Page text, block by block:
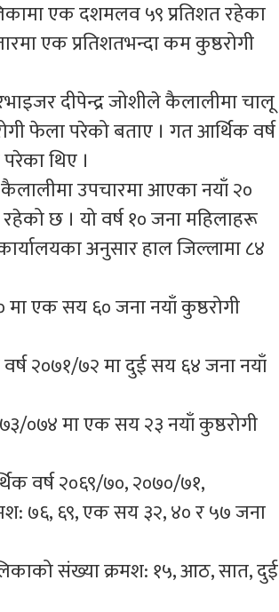
एक दशमलव ५९ प्रतिशत रहेका
एक प्रतिशतभन्दा कम कुष्ठरोगी
दीपेन्द्र जोशीले कैलालीमा चालू
फेला परेको बताए । गत आर्थिक वर्ष
थिए ।
उपचारमा आएका नयाँ २०
छ । यो वर्ष १० जना महिलाहरू
अनुसार हाल जिल्लामा ८४
एक सय ६० जना नयाँ कुष्ठरोगी
२०७१/७२ मा दुई सय ६४ जना नयाँ
०७४ मा एक सय २३ नयाँ कुष्ठरोगी
वर्ष २०६९/७०, २०७०/७१,
७६, ६९, एक सय ३२, ४० र ५७ जना
संख्या क्रमश: १५, आठ, सात, दुई